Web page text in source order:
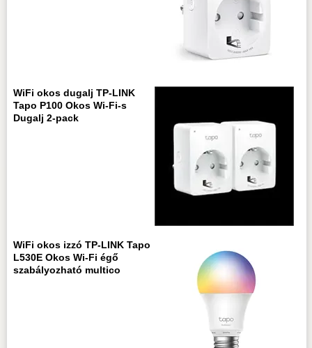
WiFi okos dugalj TP-LINK
Tapo P100 Okos Wi-Fi-s
Dugalj 2-pack
WiFi okos izzó TP-LINK Tapo
L530E Okos Wi-Fi égő
szabályozható multico